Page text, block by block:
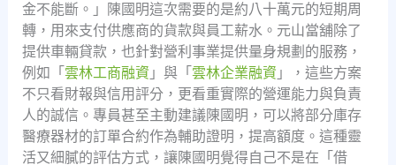
金不能斷。」陳國明這次需要的是約八十萬元的短期周
轉，用來支付供應商的貨款與員工薪水。元山當舖除了
提供車輛貸款，也針對營利事業提供量身規劃的服務，
例如「 雲林工商融資 」與「 雲林企業融資 」，這些方案
不只看財報與信用評分，更看重實際的營運能力與負責
人的誠信。專員甚至主動建議陳國明，可以將部分庫存
醫療器材的訂單合約作為輔助證明，提高額度。這種靈
活又細膩的評估方式，讓陳國明覺得自己不是在「借